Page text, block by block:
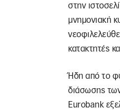
στην
μνημονιακή
κατακτητές
Ήδη από το
διάσωσης
Eurobank